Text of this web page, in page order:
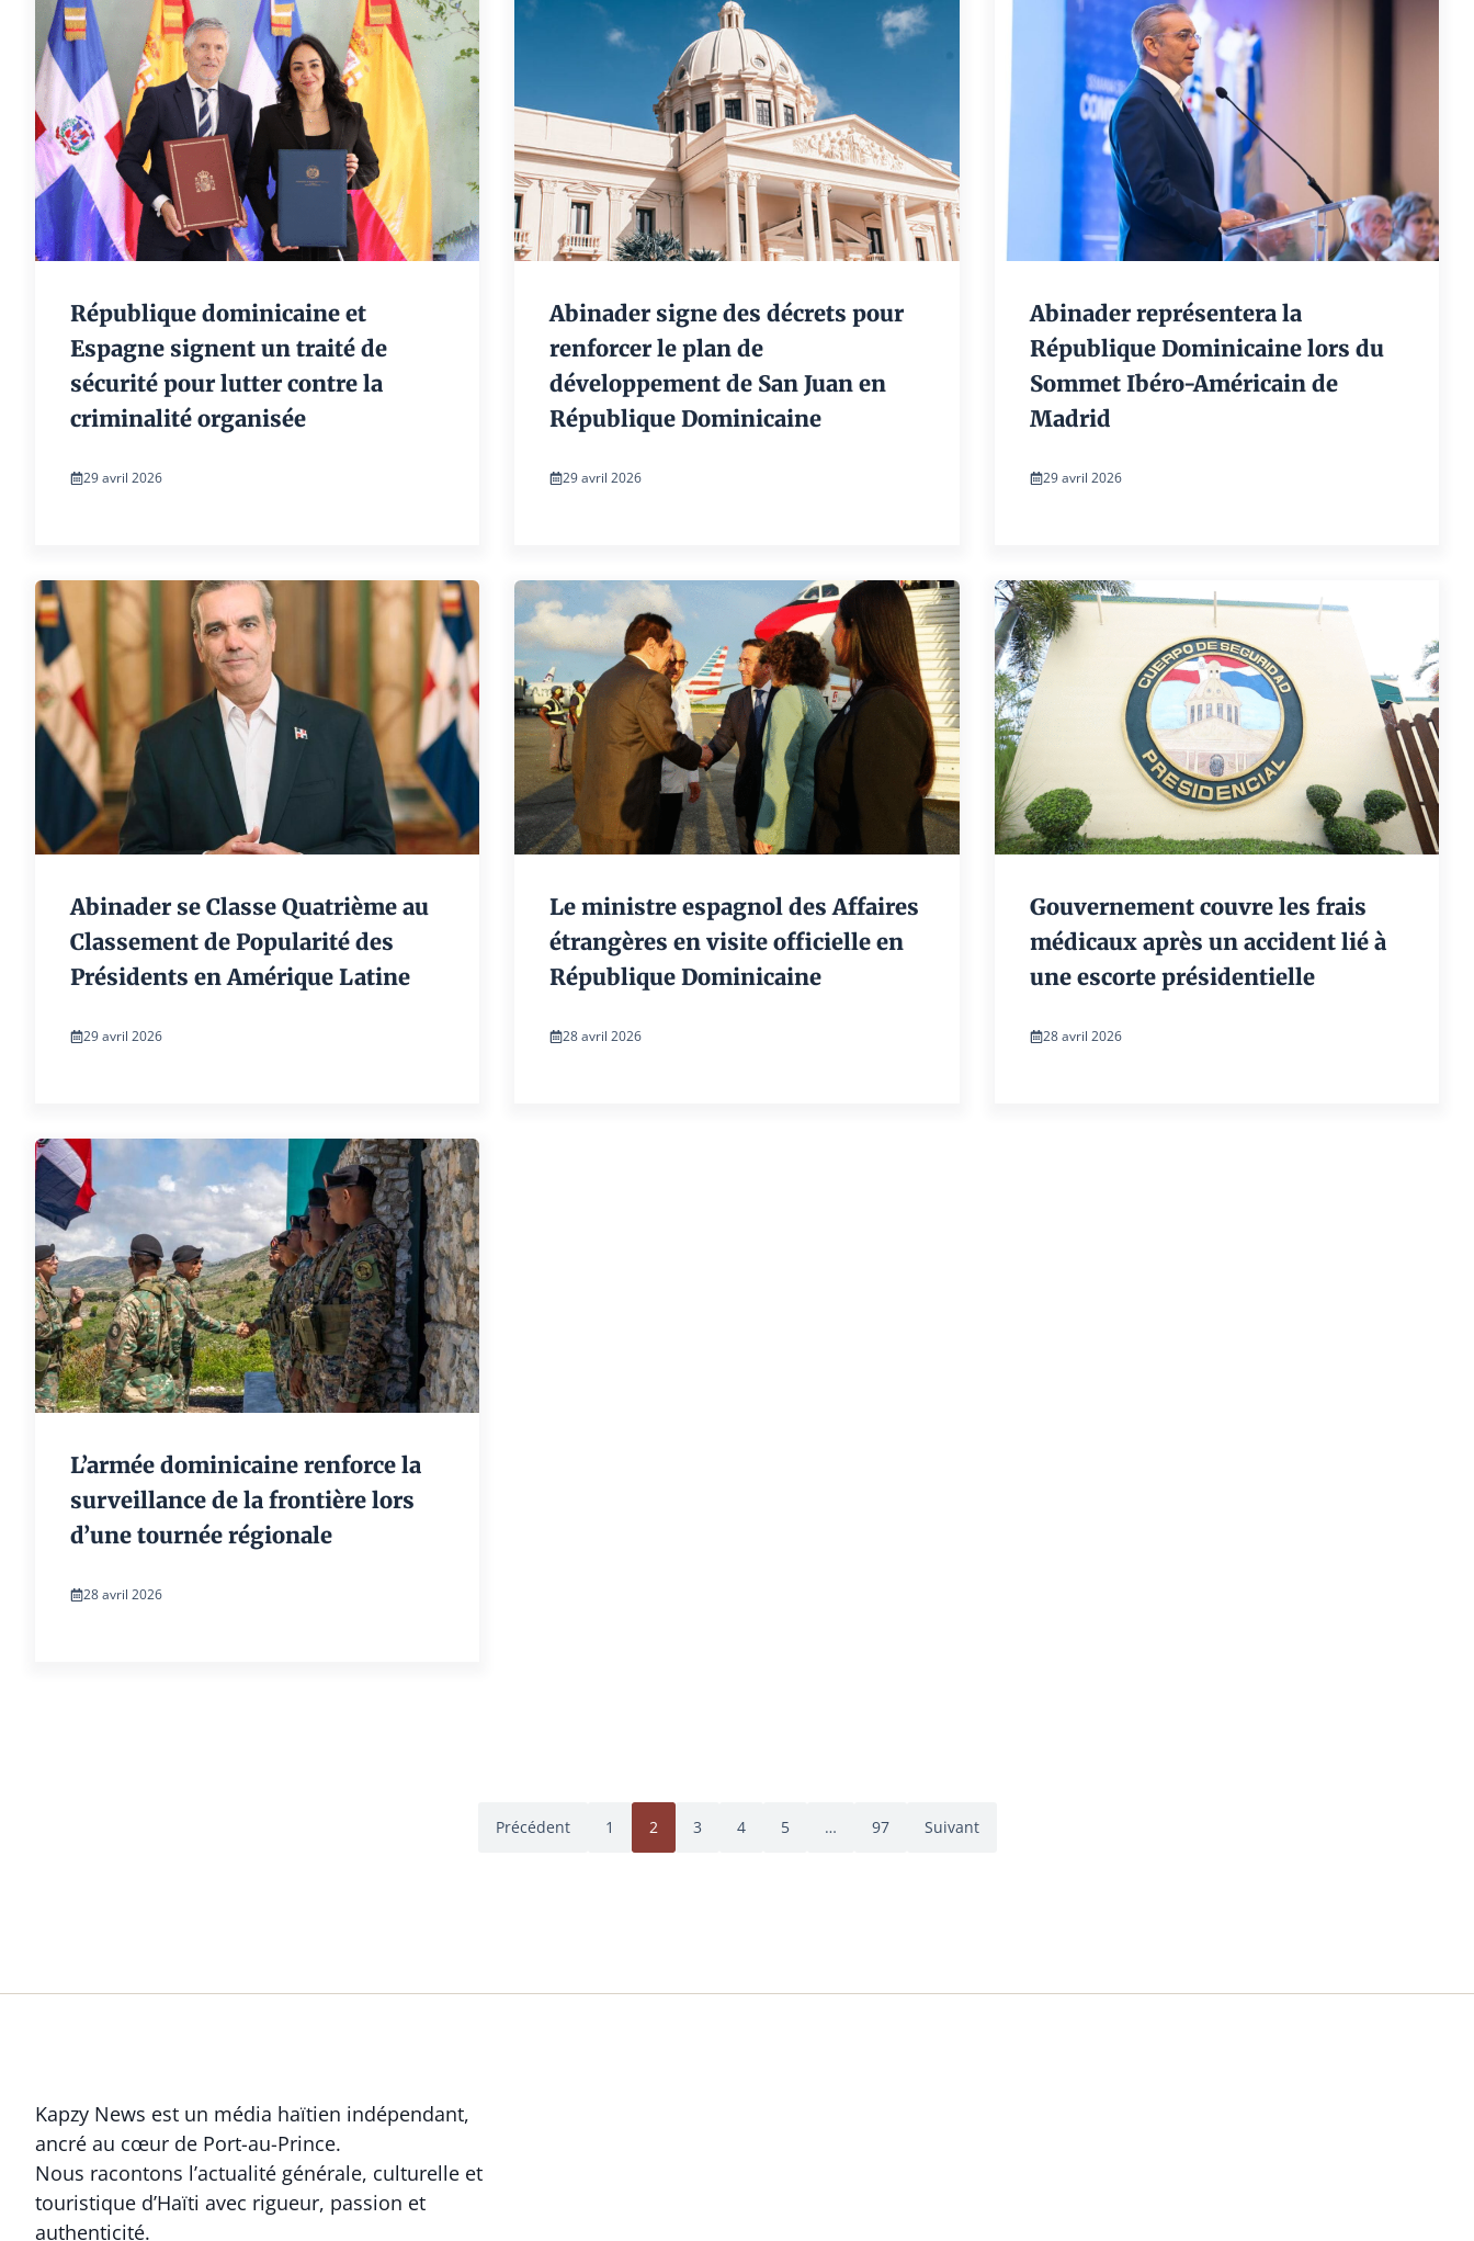
République dominicaine et
Espagne signent un traité de
sécurité pour lutter contre la
criminalité organisée
29 avril 2026
Abinader signe des décrets pour
renforcer le plan de
développement de San Juan en
République Dominicaine
29 avril 2026
Abinader représentera la
République Dominicaine lors du
Sommet Ibéro-Américain de
Madrid
29 avril 2026
Abinader se Classe Quatrième au
Classement de Popularité des
Présidents en Amérique Latine
29 avril 2026
Le ministre espagnol des Affaires
étrangères en visite officielle en
République Dominicaine
28 avril 2026
Gouvernement couvre les frais
médicaux après un accident lié à
une escorte présidentielle
28 avril 2026
L’armée dominicaine renforce la
surveillance de la frontière lors
d’une tournée régionale
28 avril 2026
Précédent 1 2 3 4 5 … 97 Suivant
Kapzy News est un média haïtien indépendant,
ancré au cœur de Port-au-Prince.
Nous racontons l’actualité générale, culturelle et
touristique d’Haïti avec rigueur, passion et
authenticité.